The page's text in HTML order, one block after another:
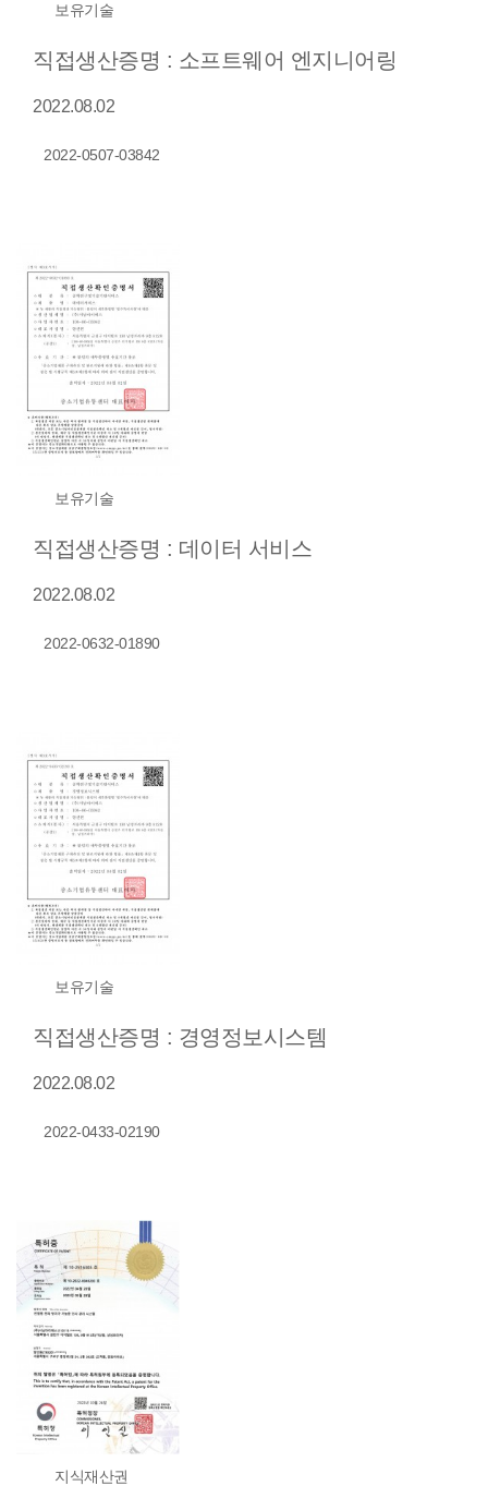
보유기술
직접생산증명 : 소프트웨어 엔지니어링
2022.08.02
2022-0507-03842
보유기술
직접생산증명 : 데이터 서비스
2022.08.02
2022-0632-01890
보유기술
직접생산증명 : 경영정보시스템
2022.08.02
2022-0433-02190
지식재산권